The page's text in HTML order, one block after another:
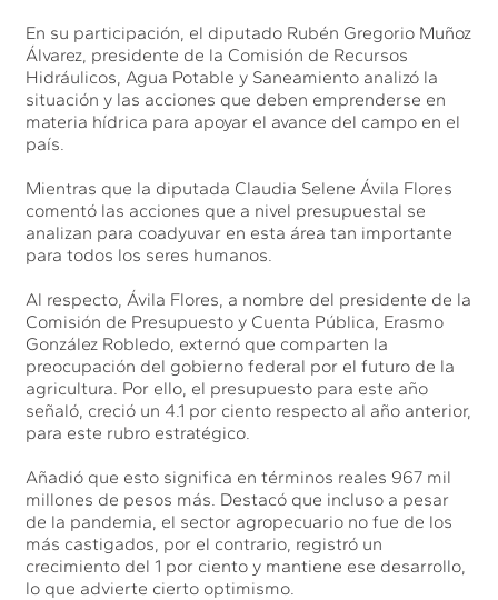
En su participación, el diputado Rubén Gregorio Muñoz
Álvarez, presidente de la Comisión de Recursos
Hidráulicos, Agua Potable y Saneamiento analizó la
situación y las acciones que deben emprenderse en
materia hídrica para apoyar el avance del campo en el
país.
Mientras que la diputada Claudia Selene Ávila Flores
comentó las acciones que a nivel presupuestal se
analizan para coadyuvar en esta área tan importante
para todos los seres humanos.
Al respecto, Ávila Flores, a nombre del presidente de la
Comisión de Presupuesto y Cuenta Pública, Erasmo
González Robledo, externó que comparten la
preocupación del gobierno federal por el futuro de la
agricultura. Por ello, el presupuesto para este año
señaló, creció un 4.1 por ciento respecto al año anterior,
para este rubro estratégico.
Añadió que esto significa en términos reales 967 mil
millones de pesos más. Destacó que incluso a pesar
de la pandemia, el sector agropecuario no fue de los
más castigados, por el contrario, registró un
crecimiento del 1 por ciento y mantiene ese desarrollo,
lo que advierte cierto optimismo.